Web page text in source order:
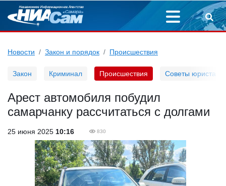
Новости Закон и порядок Происшествия
Закон Криминал Происшествия Советы юриста
Арест автомобиля побудил
самарчанку рассчитаться с долгами
25 июня 2025 10:16 830